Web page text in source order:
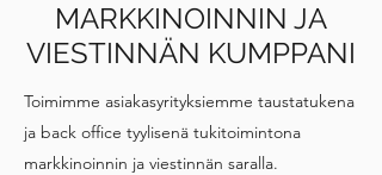
MARKKINOINNIN JA
VIESTINNÄN KUMPPANI
Toimimme asiakasyrityksiemme taustatukena
ja back office tyylisenä tukitoimintona
markkinoinnin ja viestinnän saralla.